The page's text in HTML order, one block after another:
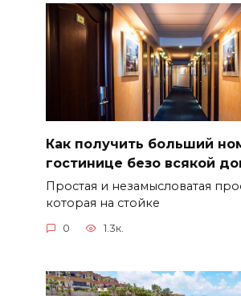
Как получить больший
гостинице безо всякой
Простая и незамысловатая
которая на стойке
0 1.3к.